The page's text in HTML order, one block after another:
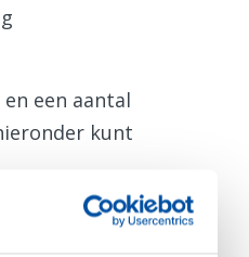
een aantal
kunt